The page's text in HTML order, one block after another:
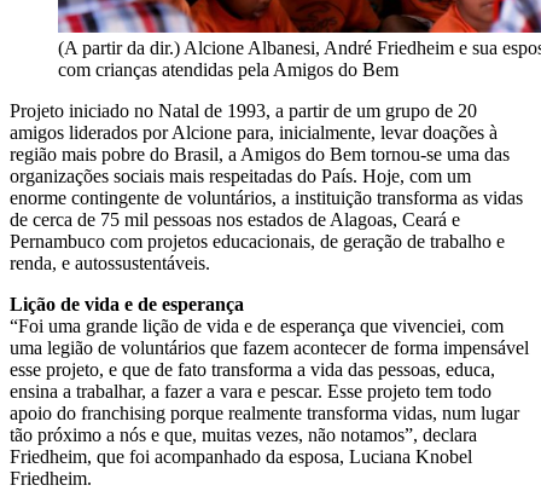
(A partir da dir.) Alcione Albanesi, André Friedheim e sua
com crianças atendidas pela Amigos do Bem
Projeto iniciado no Natal de 1993, a partir de um grupo de 20
amigos liderados por Alcione para, inicialmente, levar doações à
região mais pobre do Brasil, a Amigos do Bem tornou-se uma das
organizações sociais mais respeitadas do País. Hoje, com um
enorme contingente de voluntários, a instituição transforma as vidas
de cerca de 75 mil pessoas nos estados de Alagoas, Ceará e
Pernambuco com projetos educacionais, de geração de trabalho e
renda, e autossustentáveis.
Lição de vida e de esperança
“Foi uma grande lição de vida e de esperança que vivenciei, com
uma legião de voluntários que fazem acontecer de forma impensável
esse projeto, e que de fato transforma a vida das pessoas, educa,
ensina a trabalhar, a fazer a vara e pescar. Esse projeto tem todo
apoio do franchising porque realmente transforma vidas, num lugar
tão próximo a nós e que, muitas vezes, não notamos”, declara
Friedheim, que foi acompanhado da esposa, Luciana Knobel
Friedheim.